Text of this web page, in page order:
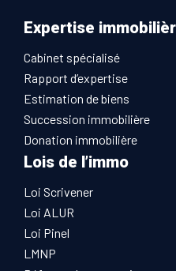
Expertise
Cabinet spécialisé
Rapport d’expertise
Estimation de biens
Succession immobilière
Donation immobilière
Lois de l’immo
Loi Scrivener
Loi ALUR
Loi Pinel
LMNP